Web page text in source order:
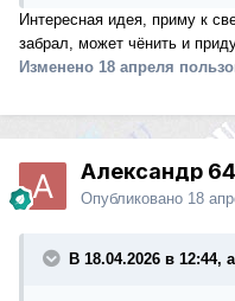
Интересная идея, приму к
забрал, может чёнить и
Изменено 18 апреля
Александр 64
Опубликовано 18
В 18.04.2026 в 12:44,